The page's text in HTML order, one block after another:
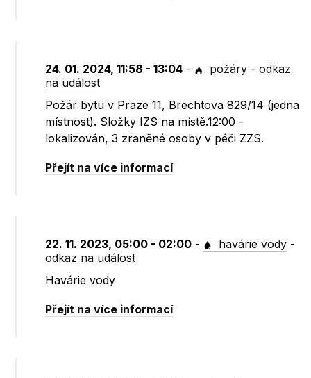
24. 01. 2024, 11:58 - 13:04 - požáry -odkaz
na událost
Požár bytu v Praze 11, Brechtova 829/14 (jedna
místnost). Složky IZS na místě.12:00 -
lokalizován, 3 zraněné osoby v péči ZZS.
Přejít na více informací
22. 11. 2023, 05:00 - 02:00 - havárie vody -
odkaz na událost
Havárie vody
Přejít na více informací